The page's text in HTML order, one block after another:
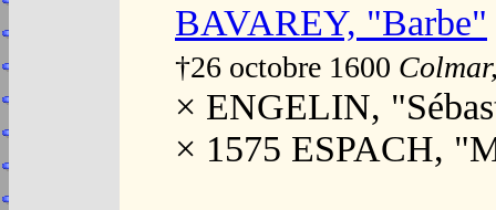
BAVAREY, "Barbe"
†26 octobre 1600
× ENGELIN,
× 1575 ESPACH,